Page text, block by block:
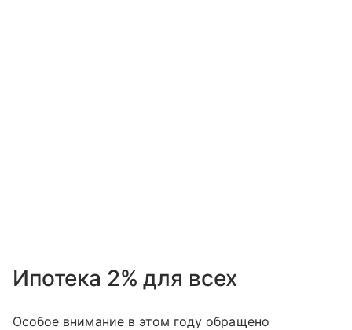
Ипотека 2% для всех
Особое внимание в этом году обращено